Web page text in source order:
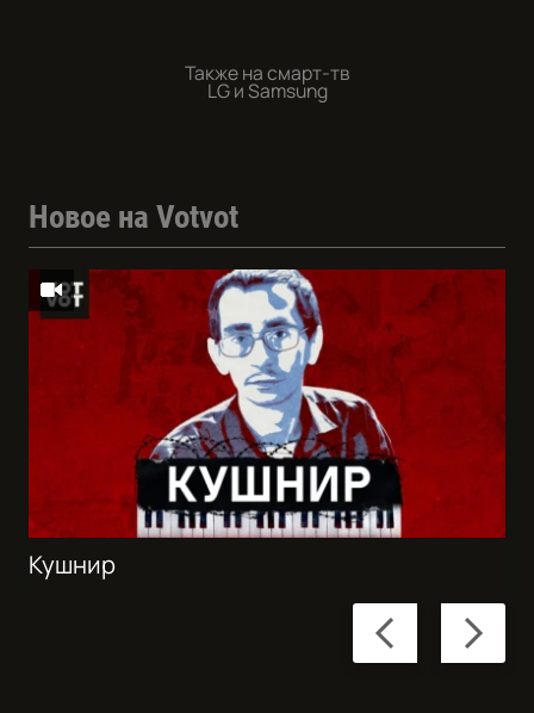
Также на смарт-тв
LG и Samsung
Новое на Votvot
Previous
slide
Next
slide
Кушнир